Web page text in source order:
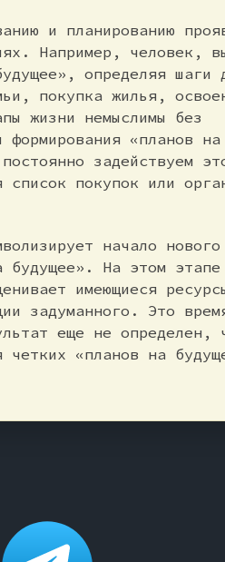
и планированию
Например, человек,
определяя шаги
покупка жилья,
жизни немыслимы без
формирования «планов
задействуем
покупок или
начало
будущее». На этом этапе
имеющиеся
задуманного. Это
еще не определен,
четких «планов на